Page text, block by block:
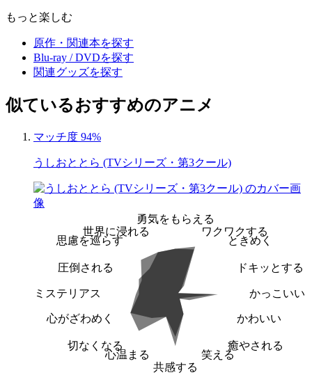
もっと楽しむ
原作・関連本を探す
Blu-ray / DVDを探す
関連グッズを探す
似ているおすすめのアニメ
マッチ度 94%
うしおととら (TVシリーズ・第3クール)
勇気をもらえる
ワクワクする
ときめく
ドキッとする
かっこいい
かわいい
癒やされる
笑える
共感する
心温まる
切なくなる
心がざわめく
ミステリアス
圧倒される
思慮を巡らす
世界に浸れる